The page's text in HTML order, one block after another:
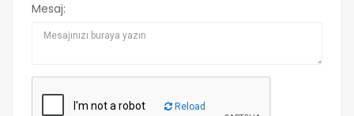
Mesaj:
Reload